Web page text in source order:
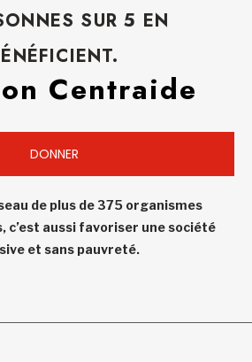
SUR 5 EN
Centraide
DONNER
de plus de 375 organismes
c’est aussi favoriser une société
et sans pauvreté.